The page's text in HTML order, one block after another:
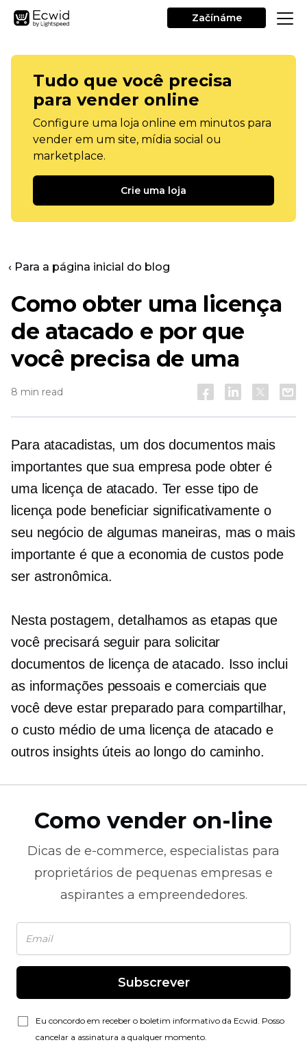
Začínáme
Tudo que você precisa
para vender online
Configure uma loja online em minutos para
vender em um site, mídia social ou
marketplace.
Crie uma loja
‹ Para a página inicial do blog
Como obter uma licença
de atacado e por que
você precisa de uma
8 min read
Para atacadistas, um dos documentos mais
importantes que sua empresa pode obter é
uma licença de atacado. Ter esse tipo de
licença pode beneficiar significativamente o
seu negócio de algumas maneiras, mas o mais
importante é que a economia de custos pode
ser astronômica.
Nesta postagem, detalhamos as etapas que
você precisará seguir para solicitar
documentos de licença de atacado. Isso inclui
as informações pessoais e comerciais que
você deve estar preparado para compartilhar,
o custo médio de uma licença de atacado e
outros insights úteis ao longo do caminho.
Como vender on-line
Dicas de e-commerce, especialistas para
proprietários de pequenas empresas e
aspirantes a empreendedores.
Subscrever
Eu concordo em receber o boletim informativo da Ecwid. Posso
cancelar a assinatura a qualquer momento.